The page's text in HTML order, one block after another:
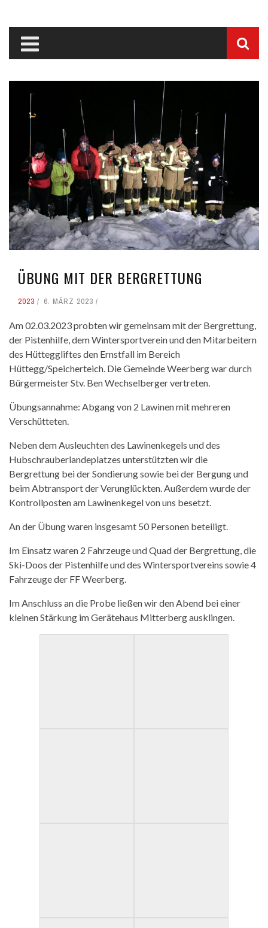
ÜBUNG MIT DER BERGRETTUNG
2023 6. MÄRZ 2023
Am 02.03.2023 probten wir gemeinsam mit der Bergrettung,
der Pistenhilfe, dem Wintersportverein und den Mitarbeitern
des Hütteggliftes den Ernstfall im Bereich
Hüttegg/Speicherteich. Die Gemeinde Weerberg war durch
Bürgermeister Stv. Ben Wechselberger vertreten.
Übungsannahme: Abgang von 2 Lawinen mit mehreren
Verschütteten.
Neben dem Ausleuchten des Lawinenkegels und des
Hubschrauberlandeplatzes unterstützten wir die
Bergrettung bei der Sondierung sowie bei der Bergung und
beim Abtransport der Verunglückten. Außerdem wurde der
Kontrollposten am Lawinenkegel von uns besetzt.
An der Übung waren insgesamt 50 Personen beteiligt.
Im Einsatz waren 2 Fahrzeuge und Quad der Bergrettung, die
Ski-Doos der Pistenhilfe und des Wintersportvereins sowie 4
Fahrzeuge der FF Weerberg.
Im Anschluss an die Probe ließen wir den Abend bei einer
kleinen Stärkung im Gerätehaus Mitterberg ausklingen.